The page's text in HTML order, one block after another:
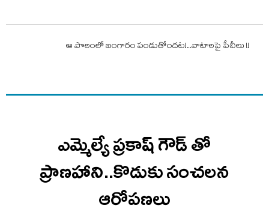
ఆ పొలంలో బంగారం పండుతోందట!..వాటాలపై పేచీలు !!
ఎమ్మెల్యే ప్రకాష్ గౌడ్ తో
ప్రాణహాని..కొడుకు సంచలన
ఆరోపణలు